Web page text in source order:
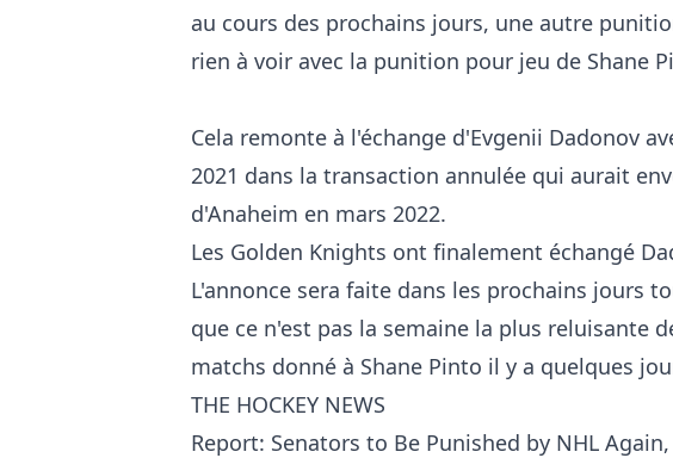
au cours des prochains jours, une autre
rien à voir avec la punition pour jeu de Shane
Cela remonte à l'échange d'Evgenii Dadonov
2021 dans la transaction annulée qui aurait
d'Anaheim en mars 2022.
Les Golden Knights ont finalement échangé
L'annonce sera faite dans les prochains jours
que ce n'est pas la semaine la plus reluisante
matchs donné à Shane Pinto il y a quelques
THE HOCKEY NEWS
Report: Senators to Be Punished by NHL